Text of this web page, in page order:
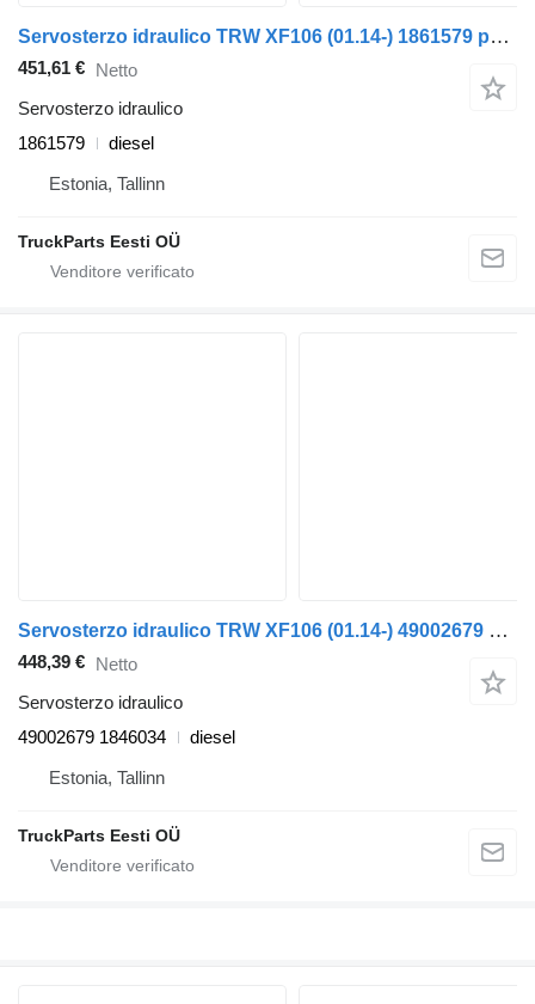
Servosterzo idraulico TRW XF106 (01.14-) 1861579 per trattore stradale DAF XF106 (2014-)
451,61 € Netto
Servosterzo idraulico
1861579
diesel
Estonia, Tallinn
TruckParts Eesti OÜ
Servosterzo idraulico TRW XF106 (01.14-) 49002679 per trattore stradale DAF XF106 (2014-)
448,39 € Netto
Servosterzo idraulico
49002679 1846034
diesel
Estonia, Tallinn
TruckParts Eesti OÜ